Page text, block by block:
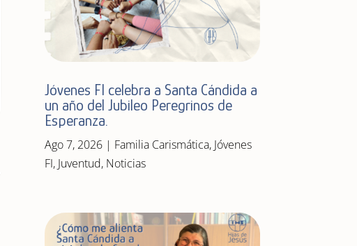
Jóvenes FI celebra a Santa Cándida a
un año del Jubileo Peregrinos de
Esperanza.
Ago 7, 2026| Familia Carismática, Jóvenes
FI, Juventud, Noticias